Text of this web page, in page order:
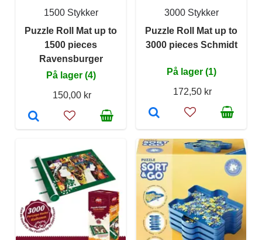
1500 Stykker
Puzzle Roll Mat up to
1500 pieces
Ravensburger
På lager (4)
150,00 kr
3000 Stykker
Puzzle Roll Mat up to
3000 pieces Schmidt
På lager (1)
172,50 kr